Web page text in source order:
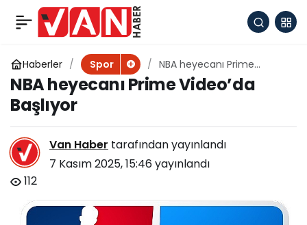
Haberler Spor
NBA heyecanı Prime
Video’da Başlıyor
NBA heyecanı Prime Video’da
Başlıyor
Van Haber tarafından yayınlandı
7 Kasım 2025, 15:46yayınlandı
112
Basketbol Gençler
Ligi’nde yeni format
Paylaş